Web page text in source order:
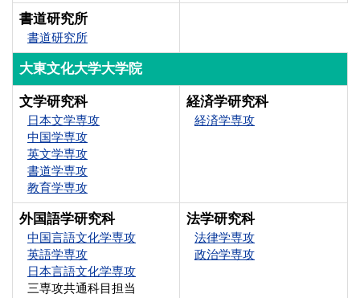
書道研究所
書道研究所
大東文化大学大学院
文学研究科
日本文学専攻
中国学専攻
英文学専攻
書道学専攻
教育学専攻
経済学研究科
経済学専攻
外国語学研究科
中国言語文化学専攻
英語学専攻
日本言語文化学専攻
三専攻共通科目担当
法学研究科
法律学専攻
政治学専攻